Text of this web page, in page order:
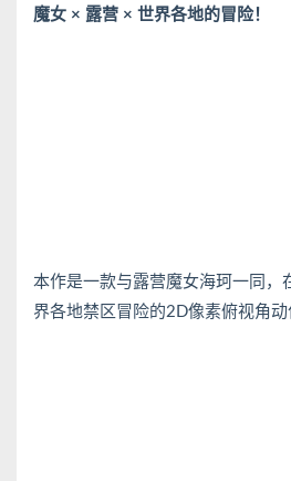
魔女 × 露营 × 世界各地的冒险！
本作是一款与露营魔女海珂一同，
界各地禁区冒险的2D像素俯视角动